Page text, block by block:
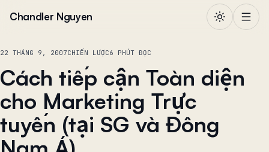
Chandler Nguyen
22 THÁNG 9, 2007CHIẾN LƯỢC6 PHÚT ĐỌC
Cách tiếp cận Toàn diện
cho Marketing Trực
tuyến (tại SG và Đông